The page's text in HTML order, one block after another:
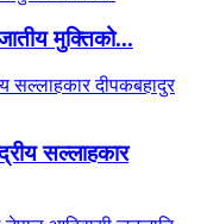
मुक्तिको...
सल्लाहकार